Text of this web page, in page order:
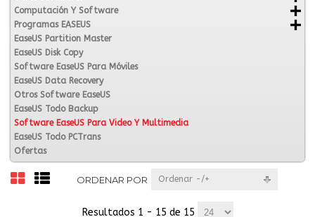
Computación Y Software
Programas EASEUS
EaseUS Partition Master
EaseUS Disk Copy
Software EaseUS Para Móviles
EaseUS Data Recovery
Otros Software EaseUS
EaseUS Todo Backup
Software EaseUS Para Video Y Multimedia
EaseUS Todo PCTrans
Ofertas
ORDENAR POR Ordenar -/+
Resultados 1 - 15 de 15